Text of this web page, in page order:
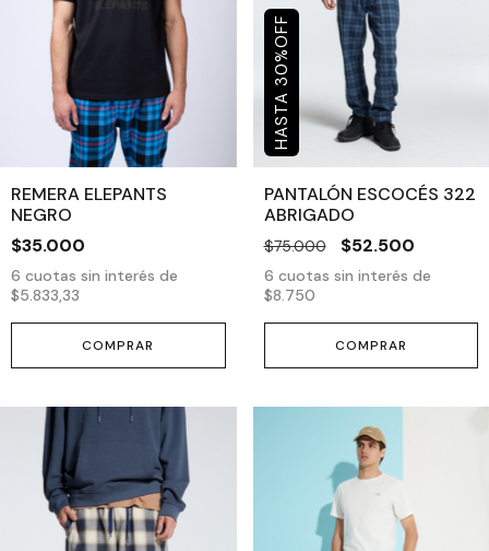
REMERA ELEPANTS
NEGRO
$35.000
6 cuotas sin interés de
$5.833,33
COMPRAR
30
%
OFF
PANTALÓN ESCOCÉS 322
ABRIGADO
$75.000 $52.500
6 cuotas sin interés de
$8.750
COMPRAR